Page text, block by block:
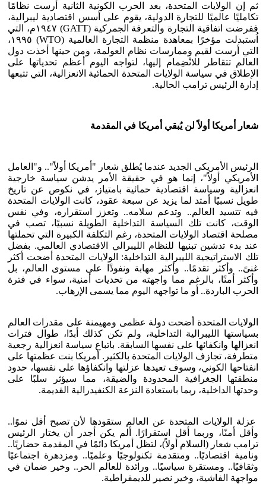
ثم إن الولايات المتحدة، بعد الحرب الكونية الثانية أرست نظامًا
تكامليًا عالميًا للتجارة الدولية، يقوم على أسس اقتصادية ليبرالية،
ففرضت اتفاقية التجارة والتعرفة الجمركية (GATT) ١٩٤٧م، التي
اُستبدلت مؤخرًا بمعاهدة منظمة التجارة العالمية (WTO) ١٩٩٥،
التي أرست لقيم وممارسات نظام العولمة، ومن حينها أخذت دول
العالم تتقاطر للانْضِمام إليها، لتواجه اليوم أعظم تحدياتها على
الإطلاق في سياسة الولايات المتحدة الحمائية الانعزالية، التي تتبعها
إدارة الرئيس ترامب الحالية.
شعار أمريكا أولاً لن يُبقي أمريكا في المقدمة
الرئيس الأمريكي الجديد عندما يُطلق شعار "أمريكا أولاً".. و"العامل
الأمريكي أولاً"، إنما هو في حقيقة الأمر يدشن سياسة خارجية
انعزالية وسياسة اقتصادية حمائية بامتياز، في نكوص عن تاريخ
طويل نسبيًا أمتد لما يزيد عن سبعة عقود، كانت الولايات المتحدة
فيه تتسيد العالم.. وتدعم سلامه.. وتعزز استقراره، وفي نفس
الوقت، كانت تلك السياسة التداخلية الطويلة نسبيًا، تصب في
مصلحة اقتصاد الولايات المتحدة، رغم التكلفة الكبيرة التي تحملتها
عند بدء تدشين تبنيها للنظام الليبرالي الاقتصادي العالمي. بفضل
تلك الاستراتيجية الليبرالية التداخلية: الولايات المتحدة أضحت أكثر
غنىً.. وأكثر تقدمًا.. وأكثر مهابة ونفوذًا على مستوى العالم، بل
وأكثر أمنًا، بالرغم مما واجهته من تحديات أمنية، سواء في فترة
الحرب الباردة.. أو ما تواجهه اليوم مما يسمى الإرهاب.
الولايات المتحدة أضحت دولة عظمى ومهيمنة على مقدرات العالم
بسياستها الليبرالية التداخلية، ولم تكن كذلك أبدًا، طوال فترات
انعزالها وانكفائها على نفسها السابقة. باتباع سياسة انعزالية رجعية
متطرفة، تجازف الولايات المتحدة بالكثير. أمريكا بنت عظمتها على
انفتاحها الكوني، وسوف تعيدها عزلتها وانكفاؤها على نفسها، حدود
منطقتها الجغرافية المحدودة والضيقة، مما سيؤثر سلبًا على
وحدتها الداخلية، ربما باستعادة النزعة الكنفيدرالية القديمة.
عزلة الولايات المتحدة عن العالم ستقودها لأن تصبح أقل نموًا..
وأقل أمنًا، وربما أقل استقرارًا. ألم يكن أجدر أن يختار الرئيس
ترامب شعار (السلام أولاً)، لتظل أمريكا دائمًا في المقدمة حضاريًا..
ونامية اقتصاديًا.. ومتقدمة تكنولوجيًا وعلميًا.. ومزدهرة اجتماعيًا
وثقافيًا.. ومستقرة سياسيًا.. ورائدة للعالم الحر.. وخير ضمان في
مواجهة الفاشية، وخير نصير للديمقراطية.